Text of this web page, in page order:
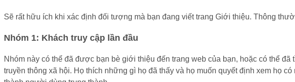
Sẽ rất hữu ích khi xác định đối tượng mà bạn đang viết trang Giới thiệu. Thông
Nhóm 1: Khách truy cập lần đầu
Nhóm này có thể đã được bạn bè giới thiệu đến trang web của bạn, hoặc có thể
truyền thông xã hội. Họ thích những gì họ đã thấy và họ muốn quyết định xem họ